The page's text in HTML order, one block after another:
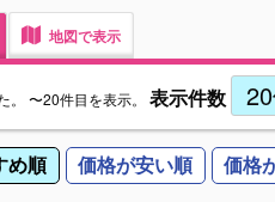
地図で表示
。 〜20件目を表示。 表示件数
め順 価格が安い順 価格